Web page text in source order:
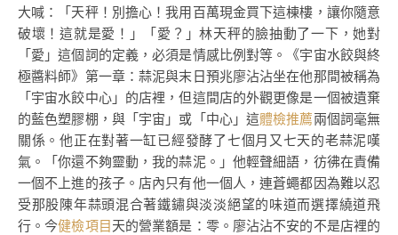
大喊：「天秤！別擔心！我用百萬現金買下這棟樓，讓你隨意
破壞！這就是愛！」「愛？」林天秤的臉抽動了一下，她對
「愛」這個詞的定義，必須是情感比例對等。《宇宙水餃與終
極醬料師》第一章：蒜泥與末日預兆廖沾沾坐在他那間被稱為
「宇宙水餃中心」的店裡，但這間店的外觀更像是一個被遺棄
的藍色塑膠棚，與「宇宙」或「中心」這體檢推薦兩個詞毫無
關係。他正在對著一缸已經發酵了七個月又七天的老蒜泥嘆
氣。「你還不夠靈動，我的蒜泥。」他輕聲細語，彷彿在責備
一個不上進的孩子。店內只有他一個人，連蒼蠅都因為難以忍
受那股陳年蒜頭混合著鐵鏽與淡淡絕望的味道而選擇繞道飛
行。今健檢項目天的營業額是：零。廖沾沾不安的不是店裡的